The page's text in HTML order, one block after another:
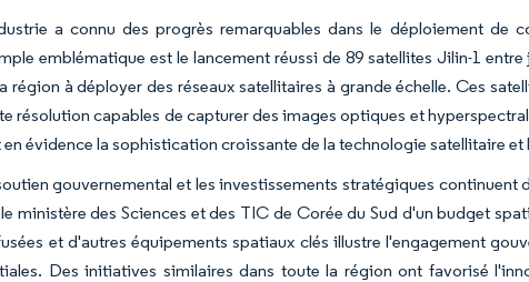
a connu des progrès remarquables dans le déploiement de
emblématique est le lancement réussi de 89 satellites Jilin-1
région à déployer des réseaux satellitaires à grande échelle. Ces
résolution capables de capturer des images optiques et
en évidence la sophistication croissante de la technologie satellitaire
gouvernemental et les investissements stratégiques
ministère des Sciences et des TIC de Corée du Sud d'un budget
et d'autres équipements spatiaux clés illustre l'engagement
Des initiatives similaires dans toute la région ont favorisé